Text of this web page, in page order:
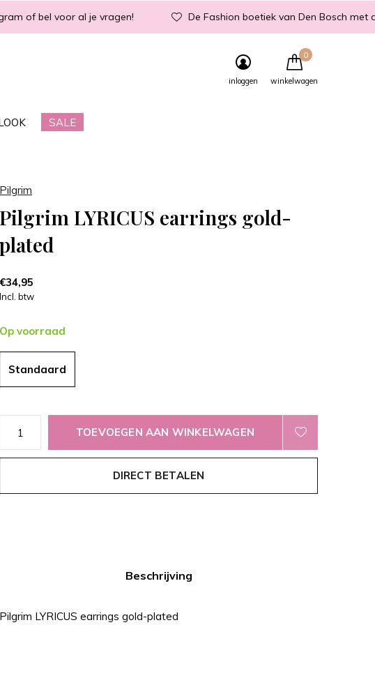
SALE
inloggen winkelwagen
0
of bel voor al je vragen! De Fashion boetiek van Den Bosch met
Pilgrim
Pilgrim LYRICUS earrings gold-
plated
€34,95
Incl. btw
Op voorraad
Standaard
TOEVOEGEN AAN WINKELWAGEN
DIRECT BETALEN
Beschrijving
Pilgrim LYRICUS earrings gold-plated